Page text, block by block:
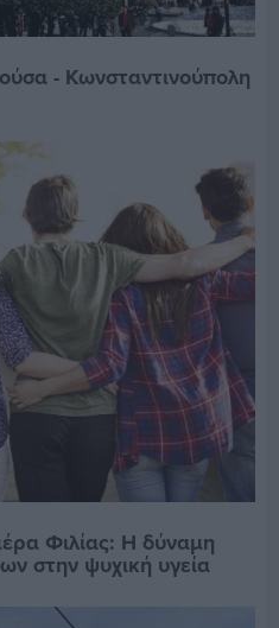
- Κωνσταντινούπολη
Φιλίας: Η δύναμη
στην ψυχική υγεία